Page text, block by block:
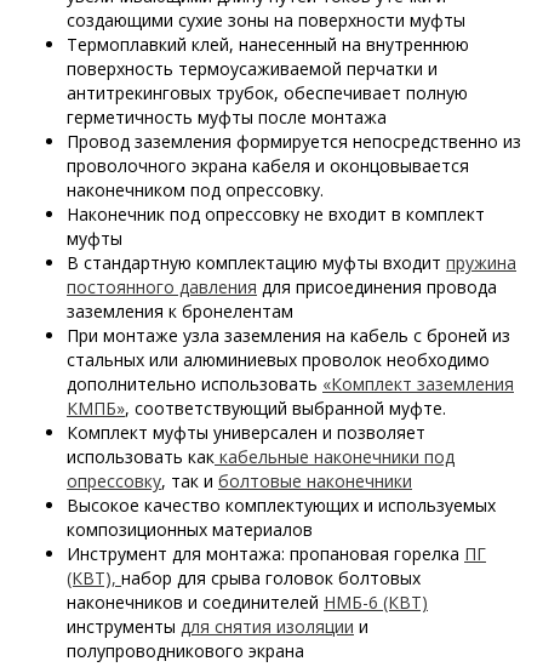
создающими сухие зоны на поверхности муфты
Термоплавкий клей, нанесенный на внутреннюю
поверхность термоусаживаемой перчатки и
антитрекинговых трубок, обеспечивает полную
герметичность муфты после монтажа
Провод заземления формируется непосредственно из
проволочного экрана кабеля и оконцовывается
наконечником под опрессовку.
Наконечник под опрессовку не входит в комплект
муфты
В стандартную комплектацию муфты входит пружина
постоянного давления для присоединения провода
заземления к бронелентам
При монтаже узла заземления на кабель с броней из
стальных или алюминиевых проволок необходимо
дополнительно использовать «Комплект заземления
КМПБ», соответствующий выбранной муфте.
Комплект муфты универсален и позволяет
использовать как кабельные наконечники под
опрессовку, так и болтовые наконечники
Высокое качество комплектующих и используемых
композиционных материалов
Инструмент для монтажа: пропановая горелка ПГ
(КВТ), набор для срыва головок болтовых
наконечников и соединителей НМБ-6 (КВТ)
инструменты для снятия изоляции и
полупроводникового экрана